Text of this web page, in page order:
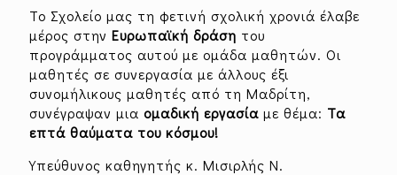
Το Σχολείο μας τη φετινή σχολική χρονιά έλαβε
μέρος στην Ευρωπαϊκή δράση του
προγράμματος αυτού με ομάδα μαθητών. Οι
μαθητές σε συνεργασία με άλλους έξι
συνομήλικους μαθητές από τη Μαδρίτη,
συνέγραψαν μια ομαδική εργασία με θέμα: Τα
επτά θαύματα του κόσμου!
Υπεύθυνος καθηγητής κ. Μισιρλής Ν.